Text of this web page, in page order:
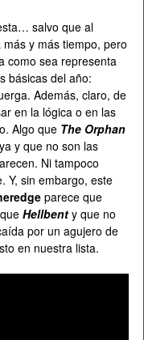
salvo que al
y más tiempo, pero
como sea representa
básicas del año:
Además, claro, de
en la lógica o en las
Algo que The Orphan
y que no son las
Ni tampoco
Y, sin embargo, este
parece que
Hellbent y que no
por un agujero de
en nuestra lista.